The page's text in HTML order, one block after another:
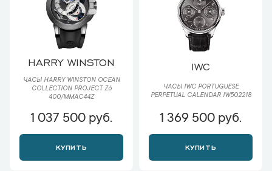
HARRY WINSTON
ЧАСЫ HARRY WINSTON OCEAN
COLLECTION PROJECT Z6
400/MMAC44Z
1 037 500 руб.
КУПИТЬ
IWC
ЧАСЫ IWC PORTUGUESE
PERPETUAL CALENDAR IW502218
1 369 500 руб.
КУПИТЬ